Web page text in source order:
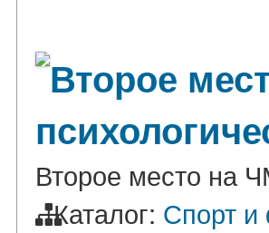
Второе
Второе место на
Каталог: Спорт и